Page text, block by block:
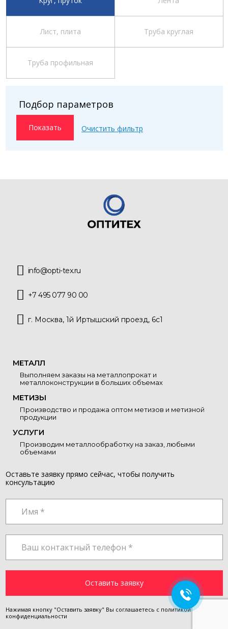
Лист, плита Труба круглая
Труба профильная
Подбор параметров
info@opti-tex.ru
+7 495 077 90 00
г. Москва, 1й Иртышский проезд, 6с1
МЕТАЛЛ
Выполняем заказы на металлопрокат и
металлоконструкции в больших объемах
МЕТИЗЫ
Производство и продажа оптом метизов и метизной
продукции
УСЛУГИ
Производим металлообработку на заказ, любыми
объемами
Оставьте заявку прямо сейчас, чтобы получить
консультацию
Нажимая кнопку "Оставить заявку" Вы соглашаетесь с политикой
конфиденциальности